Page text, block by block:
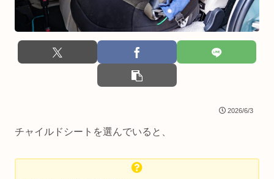
2026/6/3
チャイルドシートを選んでいると、